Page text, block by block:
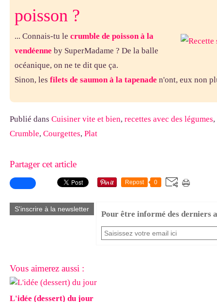
poisson ?
... Connais-tu le crumble de poisson à la
vendéenne by SuperMadame ? De la balle
océanique, on ne te dit que ça.
Sinon, les filets de saumon à la tapenade n'ont, eux non
Publié dans Cuisiner vite et bien, recettes avec des légumes,
Crumble, Courgettes, Plat
Partager cet article
Repost 0
S'inscrire à la newsletter
Pour être informé des derniers
Vous aimerez aussi :
L'idée (dessert) du jour